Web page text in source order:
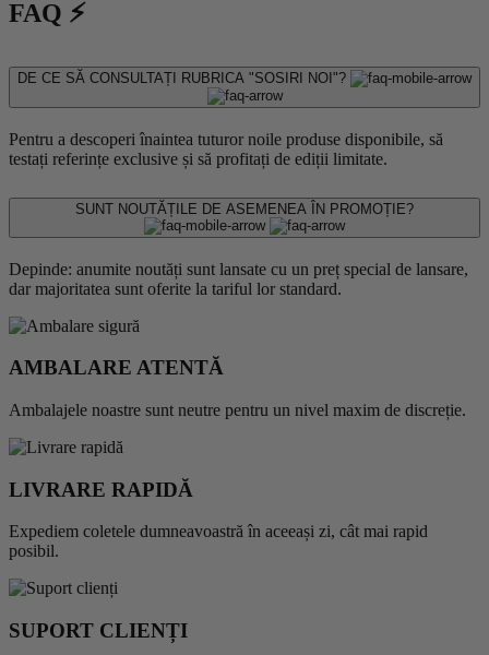
FAQ ⚡
DE CE SĂ CONSULTAȚI RUBRICA "SOSIRI NOI"?
Pentru a descoperi înaintea tuturor noile produse disponibile, să
testați referințe exclusive și să profitați de ediții limitate.
SUNT NOUTĂȚILE DE ASEMENEA ÎN PROMOȚIE?
Depinde: anumite noutăți sunt lansate cu un preț special de lansare,
dar majoritatea sunt oferite la tariful lor standard.
AMBALARE ATENTĂ
Ambalajele noastre sunt neutre pentru un nivel maxim de discreție.
LIVRARE RAPIDĂ
Expediem coletele dumneavoastră în aceeași zi, cât mai rapid
posibil.
SUPORT CLIENȚI